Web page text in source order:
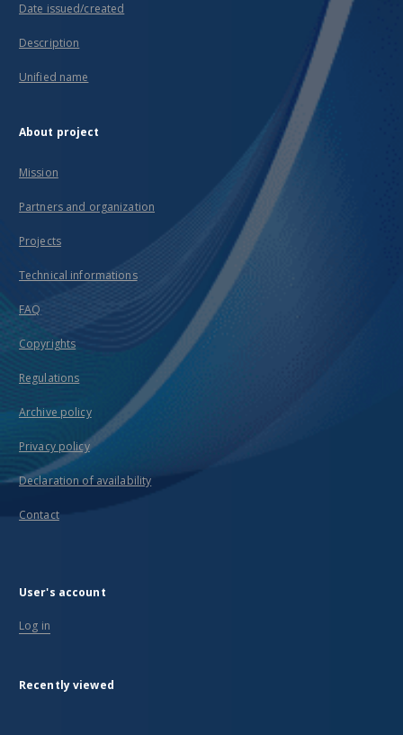
Date issued/created
Description
Unified name
About project
Mission
Partners and organization
Projects
Technical informations
FAQ
Copyrights
Regulations
Archive policy
Privacy policy
Declaration of availability
Contact
User's account
Log in
Recently viewed